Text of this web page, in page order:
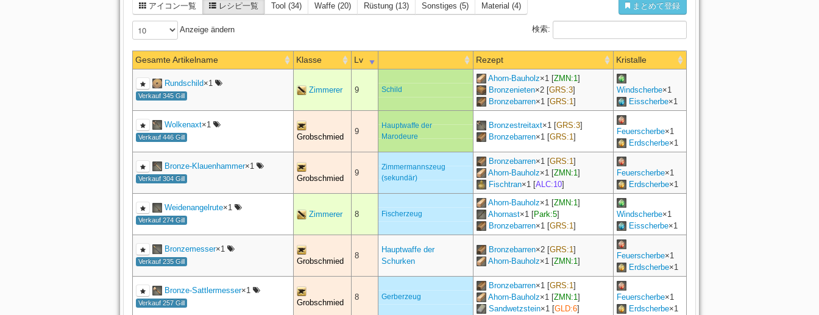
アイコン一覧 レシピ一覧 Tool (34) Waffe (20) Rüstung (13) Sonstiges (5) Material (4) まとめて登録
Anzeige ändern 検索:
Gesamte Artikelname Klasse Lv Rezept Kristalle
Rundschild×1
Verkauf 345 Gill
Zimmerer 9 Schild
Ahorn-Bauholz×1 [ZMN:1 ]
Bronzenieten×2 [GRS:3]
Bronzebarren×1 [GRS:1 ]
Windscherbe×1
Eisscherbe×1
Wolkenaxt×1
Verkauf 446 Gill Grobschmied
9
Hauptwaffe der
Marodeure
Bronzestreitaxt×1 [GRS:3]
Bronzebarren×1 [GRS:1 ]
Feuerscherbe×1
Erdscherbe×1
Bronze-Klauenhammer×1
Verkauf 304 Gill Grobschmied
9
Zimmermannszeug
(sekundär)
Bronzebarren×1 [GRS:1 ]
Ahorn-Bauholz×1 [ZMN:1 ]
Fischtran×1 [ALC:10]
Feuerscherbe×1
Erdscherbe×1
Weidenangelrute×1
Verkauf 274 Gill
Zimmerer 8 Fischerzeug
Ahorn-Bauholz×1 [ZMN:1 ]
Ahornast×1 [Park:5]
Bronzebarren×1 [GRS:1 ]
Windscherbe×1
Eisscherbe×1
Bronzemesser×1
Verkauf 235 Gill Grobschmied
8
Hauptwaffe der
Schurken
Bronzebarren×2 [GRS:1 ]
Ahorn-Bauholz×1 [ZMN:1 ]
Feuerscherbe×1
Erdscherbe×1
Bronze-Sattlermesser×1
Verkauf 257 Gill Grobschmied
8 Gerberzeug
Bronzebarren×1 [GRS:1 ]
Ahorn-Bauholz×1 [ZMN:1 ]
Sandwetzstein×1 [GLD:6]
Feuerscherbe×1
Erdscherbe×1